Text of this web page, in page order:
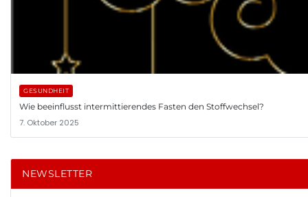
GESUNDHEIT
Wie beeinflusst intermittierendes Fasten den Stoffwechsel?
7. Oktober 2025
NEWSLETTER